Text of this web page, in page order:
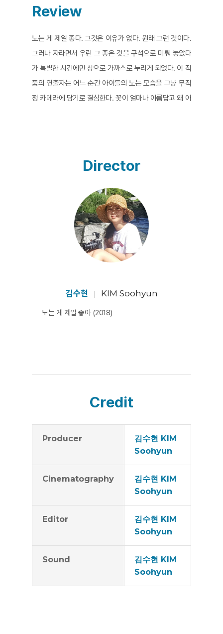
Review
노는 게 제일 좋다. 그것은 이유가 없다. 원래 그런 것이다.
그러나 자라면서 우린 그 좋은 것을 구석으로 미뤄 놓았다
가 특별한 시간에만 상으로 가까스로 누리게 되었다. 이 작
품의 연출자는 어느 순간 아이들의 노는 모습을 그냥 무작
정 카메라에 담기로 결심한다. 꽃이 얼마나 아름답고 왜 아
놀이를 창조하고, 상상의 세상을 만들어 스스로 그 안에 들
어가 즐긴다. 천진난만한 그 에너지를 단지 보여주는 것만
으로도 가치 있는 영상작업이 될 수 있음을 이 작품은 입증
한다. 중간에 삽입된 놀이에 대한 어른들의 분석과 의견은
마치 높은 망루의 시선처럼 느껴진다. 아이들이 놀고 있는
땅과는 다소 높이 차이가 있어 처음엔 살짝 현기증이 나지
만, 그 높이의 차가 오히려 노는 것의 의미를 깊이 있게 환
기시켜주기도 한다. 낮은 땅의 즐거운 아이들과 높은 망루
의 위치도 흥미롭다. 카메라는 두 곳을 가감 없이 바라보며
속으로 어떤 마음을 만들어가고 있을까? [안슬기]
Director
김수현 KIM Soohyun
노는 게 제일 좋아 (2018)
Credit
Producer
김수현 KIM
Soohyun
Cinematography
김수현 KIM
Soohyun
Editor
김수현 KIM
Soohyun
Sound
김수현 KIM
Soohyun